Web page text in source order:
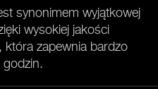
synonimem wyjątkowej
wysokiej jakości
która zapewnia bardzo
godzin.